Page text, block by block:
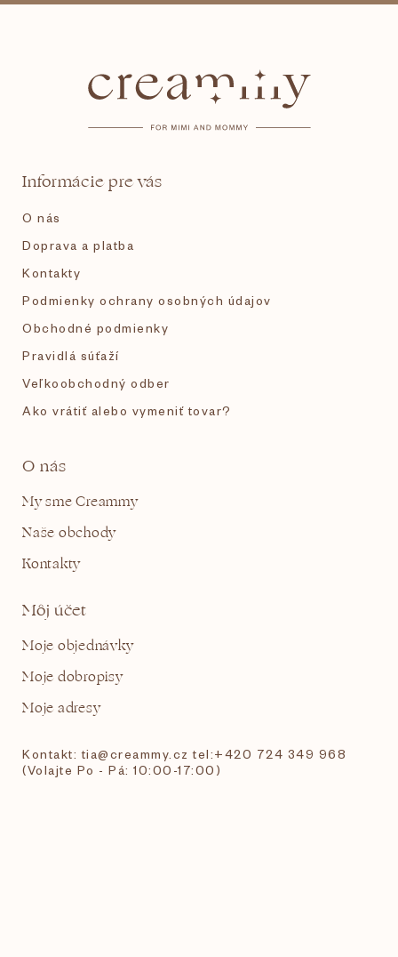
Informácie pre vás
O nás
Doprava a platba
Kontakty
Podmienky ochrany osobných údajov
Obchodné podmienky
Pravidlá súťaží
Veľkoobchodný odber
Ako vrátiť alebo vymeniť tovar?
O nás
My sme Creammy
Naše obchody
Kontakty
Môj účet
Moje objednávky
Moje dobropisy
Moje adresy
Kontakt: tia@creammy.cz tel:+420 724 349 968
(Volajte Po - Pá: 10:00-17:00)